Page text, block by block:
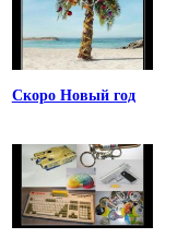
Скоро Новый год